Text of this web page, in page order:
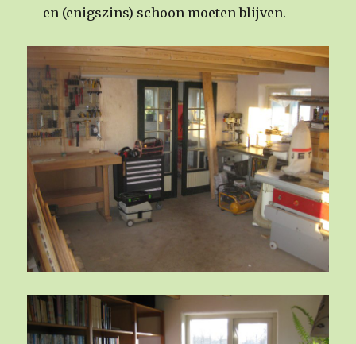
en (enigszins) schoon moeten blijven.